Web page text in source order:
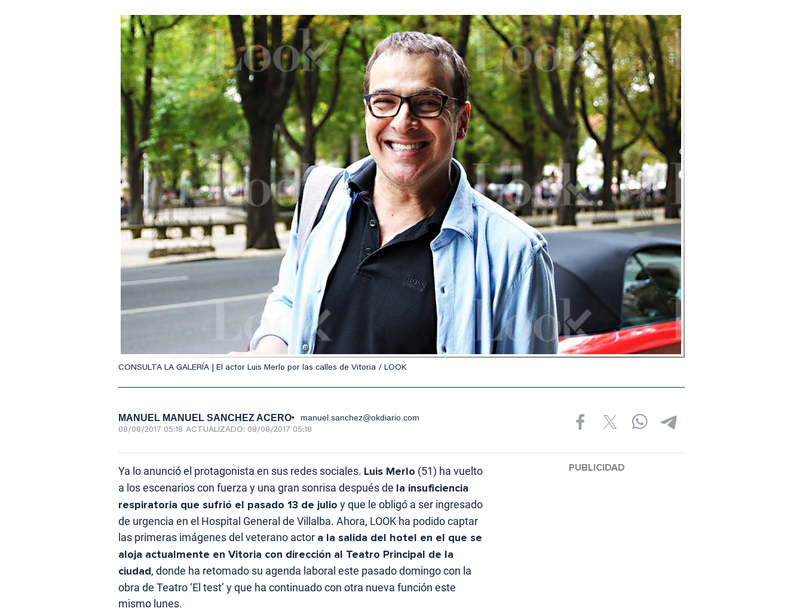
CONSULTA LA GALERÍA | El actor Luis Merlo por las calles de Vitoria / LOOK
MANUEL MANUEL SANCHEZ ACERO manuel.sanchez@okdiario.com
08/08/2017 05:18 ACTUALIZADO: 08/08/2017 05:18
Ya lo anunció el protagonista en sus redes sociales. Luis Merlo (51) ha vuelto
a los escenarios con fuerza y una gran sonrisa después de la insuficiencia
respiratoria que sufrió el pasado 13 de julio y que le obligó a ser ingresado
de urgencia en el Hospital General de Villalba. Ahora, LOOK ha podido captar
las primeras imágenes del veterano actor a la salida del hotel en el que se
aloja actualmente en Vitoria con dirección al Teatro Principal de la
ciudad, donde ha retomado su agenda laboral este pasado domingo con la
obra de Teatro ‘El test’ y que ha continuado con otra nueva función este
mismo lunes.